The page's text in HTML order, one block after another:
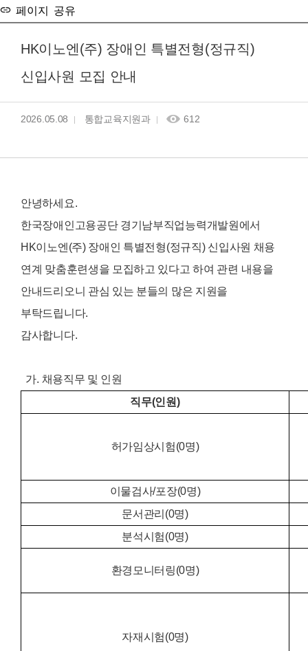
페이지 공유
HK이노엔(주) 장애인 특별전형(정규직)
신입사원 모집 안내
2026.05.08 통합교육지원과 612
안녕하세요.
한국장애인고용공단 경기남부직업능력개발원에서
HK이노엔(주) 장애인 특별전형(정규직) 신입사원 채용
연계 맞춤훈련생을 모집하고 있다고 하여 관련 내용을
안내드리오니 관심 있는 분들의 많은 지원을
부탁드립니다.
감사합니다.
가. 채용직무 및 인원
직무(인원)
허가임상시험(0명)
이물검사/포장(0명)
문서관리(0명)
분석시험(0명)
환경모니터링(0명)
자재시험(0명)